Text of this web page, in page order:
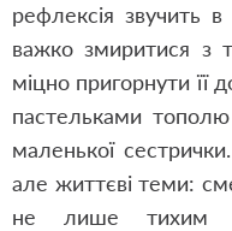
рефлексія звучить
важко змиритися
міцно пригорнути
пастельками
маленької
але життєві теми:
не лише тихим